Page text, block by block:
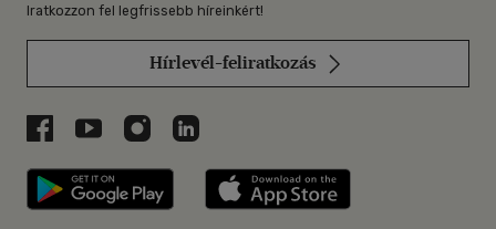
Iratkozzon fel legfrissebb híreinkért!
Hírlevél-feliratkozás
Libri a Facebookon
Libri a Youtube-on
Libri az Instagramon
Libri a LinkedInen
Libri applikáció Szerezd meg: Google